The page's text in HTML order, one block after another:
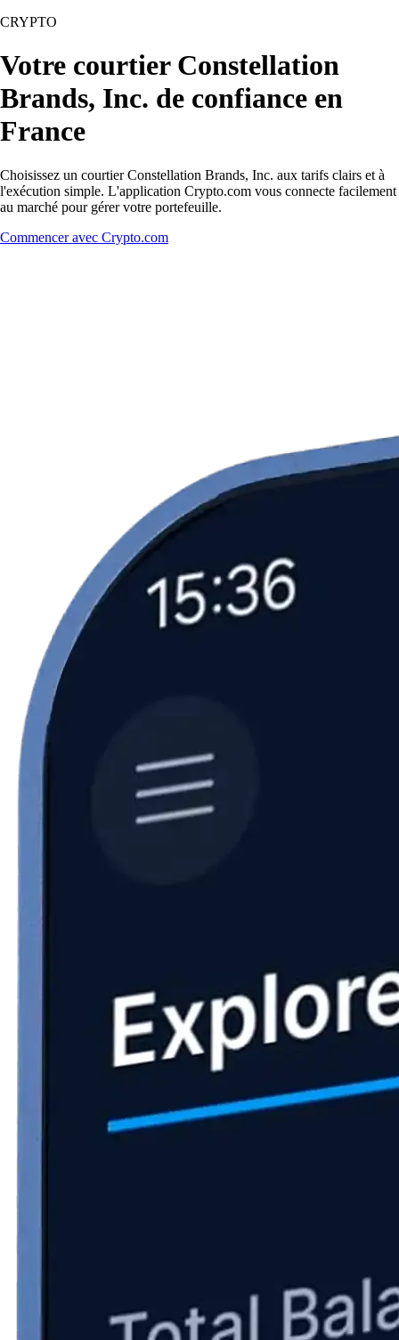
CRYPTO
Votre courtier Constellation
Brands, Inc. de confiance en
France
Choisissez un courtier Constellation Brands, Inc. aux tarifs clairs et à
l'exécution simple. L'application Crypto.com vous connecte facilement
au marché pour gérer votre portefeuille.
Commencer avec Crypto.com